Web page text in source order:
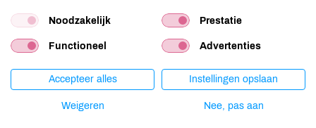
Weekdieren
niet aanwezig
Zwaveldioxide / sulfieten
niet aanwezig
Productspecificaties
Noodzakelijk Prestatie
Functioneel Advertenties
Accepteer alles Instellingen opslaan
Weigeren Nee, pas aan